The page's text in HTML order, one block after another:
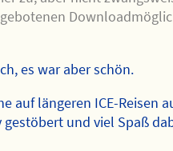
es war aber schön.
auf längeren ICE-Reisen
und viel Spaß